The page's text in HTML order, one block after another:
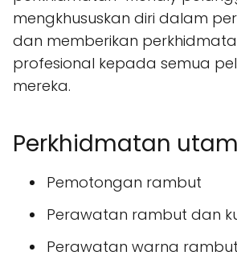
mengkhususkan diri dalam
dan memberikan
profesional kepada semua
mereka.
Perkhidmatan
Pemotongan rambut
Perawatan rambut dan
Perawatan warna rambut